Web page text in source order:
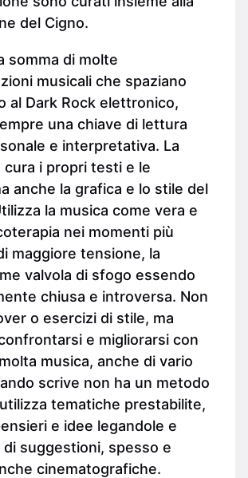
del Cigno.
somma di molte
musicali che spaziano
al Dark Rock elettronico,
una chiave di lettura
e interpretativa. La
i propri testi e le
anche la grafica e lo stile del
la musica come vera e
nei momenti più
maggiore tensione, la
valvola di sfogo essendo
chiusa e introversa. Non
o esercizi di stile, ma
e migliorarsi con
musica, anche di vario
scrive non ha un metodo
tematiche prestabilite,
e idee legandole e
suggestioni, spesso e
cinematografiche.